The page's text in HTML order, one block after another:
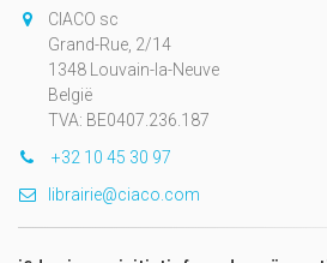
CIACO sc
Grand-Rue, 2/14
1348 Louvain-la-Neuve
België
TVA: BE0407.236.187
+32 10 45 30 97
librairie@ciaco.com